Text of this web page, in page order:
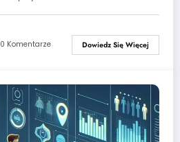
0 Komentarze Dowiedz Się Więcej